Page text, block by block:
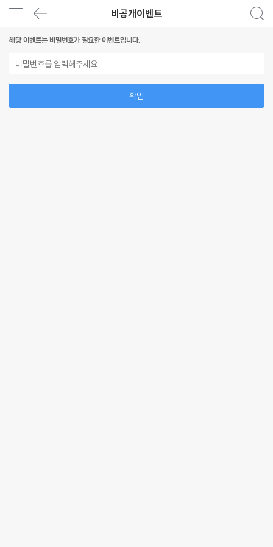
비공개이벤트
해당 이벤트는 비밀번호가 필요한 이벤트입니다.